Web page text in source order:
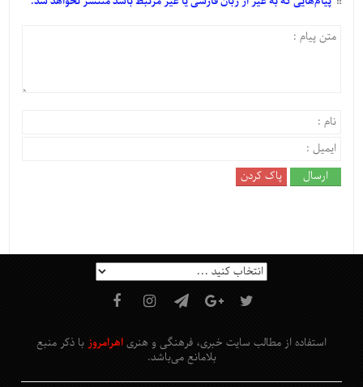
استفاده از مطالب سایت خبری، فرهنگی و هنری اهرامروز با ذکر منبع
بلامانع می‌باشد.